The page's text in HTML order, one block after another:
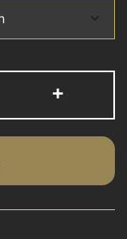
+